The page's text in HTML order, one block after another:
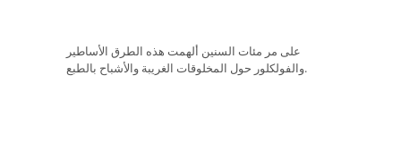
على مر مئات السنين ألهمت هذه الطرق الأساطير
والفولكلور حول المخلوقات الغريبة والأشباح بالطبع.